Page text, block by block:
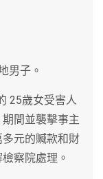
男子。
25歲女受害人
間並襲擊事主
元的贓款和財
察院處理。